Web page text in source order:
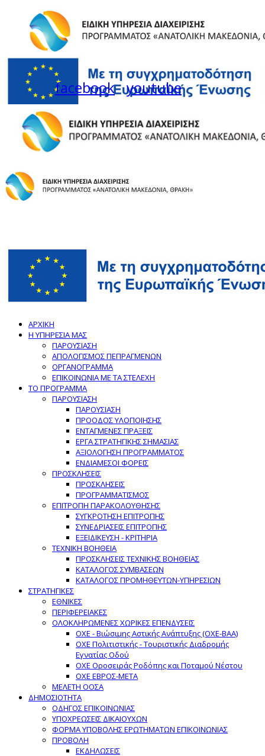
facebook
youtube
Instagram
ΑΡΧΙΚΗ
Η ΥΠΗΡΕΣΙΑ ΜΑΣ
ΠΑΡΟΥΣΙΑΣΗ
ΑΠΟΛΟΓΙΣΜΟΣ ΠΕΠΡΑΓΜΕΝΩΝ
ΟΡΓΑΝΟΓΡΑΜΜΑ
ΕΠΙΚΟΙΝΩΝΙΑ ΜΕ ΤΑ ΣΤΕΛΕΧΗ
ΤΟ ΠΡΟΓΡΑΜΜΑ
ΠΑΡΟΥΣΙΑΣΗ
ΠΑΡΟΥΣΙΑΣΗ
ΠΡΟΟΔΟΣ ΥΛΟΠΟΙΗΣΗΣ
ΕΝΤΑΓΜΕΝΕΣ ΠΡΑΞΕΙΣ
ΕΡΓΑ ΣΤΡΑΤΗΓΙΚΗΣ ΣΗΜΑΣΙΑΣ
ΑΞΙΟΛΟΓΗΣΗ ΠΡΟΓΡΑΜΜΑΤΟΣ
ΕΝΔΙΑΜΕΣΟΙ ΦΟΡΕΙΣ
ΠΡΟΣΚΛΗΣΕΙΣ
ΠΡΟΣΚΛΗΣΕΙΣ
ΠΡΟΓΡΑΜΜΑΤΙΣΜΟΣ
ΕΠΙΤΡΟΠΗ ΠΑΡΑΚΟΛΟΥΘΗΣΗΣ
ΣΥΓΚΡΟΤΗΣΗ ΕΠΙΤΡΟΠΗΣ
ΣΥΝΕΔΡΙΑΣΕΙΣ ΕΠΙΤΡΟΠΗΣ
ΕΞΕΙΔΙΚΕΥΣΗ - ΚΡΙΤΗΡΙΑ
ΤΕΧΝΙΚΗ ΒΟΗΘΕΙΑ
ΠΡΟΣΚΛΗΣΕΙΣ ΤΕΧΝΙΚΗΣ ΒΟΗΘΕΙΑΣ
ΚΑΤΑΛΟΓΟΣ ΣΥΜΒΑΣΕΩΝ
ΚΑΤΑΛΟΓΟΣ ΠΡΟΜΗΘΕΥΤΩΝ-ΥΠΗΡΕΣΙΩΝ
ΣΤΡΑΤΗΓΙΚΕΣ
ΕΘΝΙΚΕΣ
ΠΕΡΙΦΕΡΕΙΑΚΕΣ
ΟΛΟΚΛΗΡΩΜΕΝΕΣ ΧΩΡΙΚΕΣ ΕΠΕΝΔΥΣΕΙΣ
ΟΧΕ - Βιώσιμης Αστικής Ανάπτυξης (ΟΧΕ-ΒΑΑ)
ΟΧΕ Πολιτιστικής - Τουριστικής Διαδρομής
Εγνατίας Οδού
ΟΧΕ Οροσειράς Ροδόπης και Ποταμού Νέστου
ΟΧΕ ΕΒΡΟΣ-ΜΕΤΑ
ΜΕΛΕΤΗ ΟΟΣΑ
ΔΗΜΟΣΙΟΤΗΤΑ
ΟΔΗΓΟΣ ΕΠΙΚΟΙΝΩΝΙΑΣ
ΥΠΟΧΡΕΩΣΕΙΣ ΔΙΚΑΙΟΥΧΩΝ
ΦΟΡΜΑ ΥΠΟΒΟΛΗΣ ΕΡΩΤΗΜΑΤΩΝ ΕΠΙΚΟΙΝΩΝΙΑΣ
ΠΡΟΒΟΛΗ
ΕΚΔΗΛΩΣΕΙΣ